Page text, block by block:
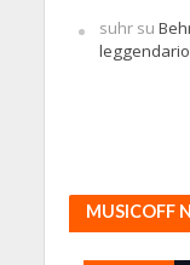
suhrsu
MUSICOFF